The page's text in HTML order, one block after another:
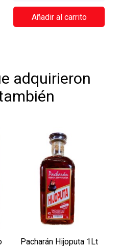
Añadir al carrito
adquirieron
Pacharán Hijoputa 1Lt